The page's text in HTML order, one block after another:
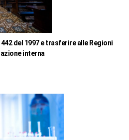
del 1997 e trasferire alle Regioni
interna